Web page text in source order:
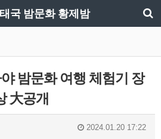
국 밤문화 황제밤
밤문화 여행 체험기 장
大공개
2024.01.20 17:22